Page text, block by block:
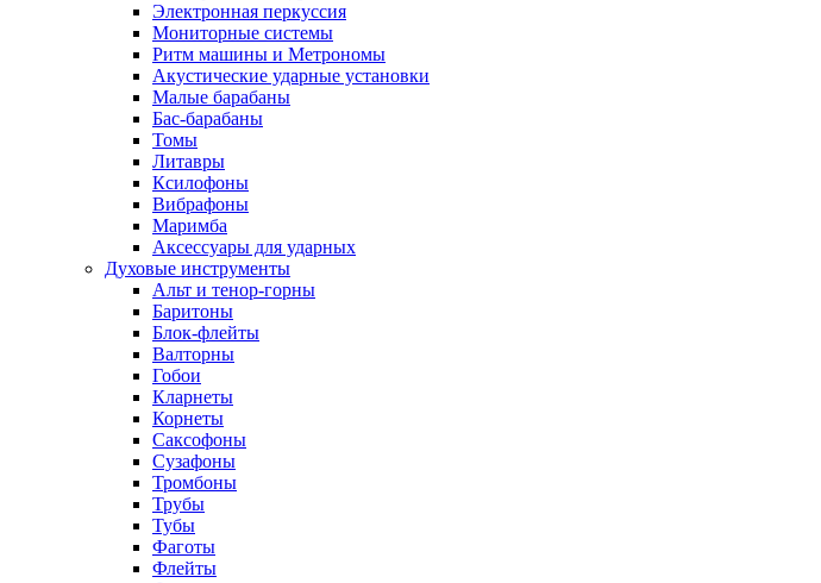
Электронная перкуссия
Мониторные системы
Ритм машины и Метрономы
Акустические ударные установки
Малые барабаны
Бас-барабаны
Томы
Литавры
Ксилофоны
Вибрафоны
Маримба
Аксессуары для ударных
Духовые инструменты
Альт и тенор-горны
Баритоны
Блок-флейты
Валторны
Гобои
Кларнеты
Корнеты
Саксофоны
Сузафоны
Тромбоны
Трубы
Тубы
Фаготы
Флейты